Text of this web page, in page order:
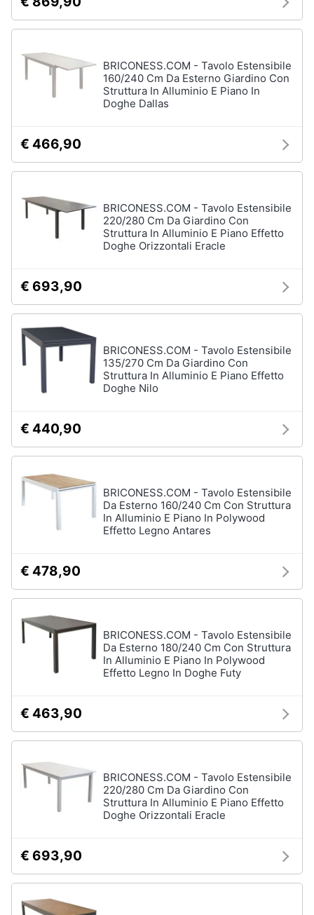
Sveglia
parete
Carta
Vedi
tutti
Tende
Materasso
Copridivano
Vedi
Illuminazione
Philips
illuminazione
selction
Lampadari
sale
tutti
Arredamento
Piscine
Piscine
terra
Casette
Vedi
tutti
BRICONESS.COM - Tavolo Estensibile
160/240 Cm Da Esterno Giardino Con
Struttura In Alluminio E Piano In
Doghe Dallas
€ 466,90
BRICONESS.COM - Tavolo Estensibile
220/280 Cm Da Giardino Con
Struttura In Alluminio E Piano Effetto
Doghe Orizzontali Eracle
€ 693,90
BRICONESS.COM - Tavolo Estensibile
135/270 Cm Da Giardino Con
Struttura In Alluminio E Piano Effetto
Doghe Nilo
€ 440,90
BRICONESS.COM - Tavolo Estensibile
Da Esterno 160/240 Cm Con Struttura
In Alluminio E Piano In Polywood
Effetto Legno Antares
€ 478,90
BRICONESS.COM - Tavolo Estensibile
Da Esterno 180/240 Cm Con Struttura
In Alluminio E Piano In Polywood
Effetto Legno In Doghe Futy
€ 463,90
BRICONESS.COM - Tavolo Estensibile
220/280 Cm Da Giardino Con
Struttura In Alluminio E Piano Effetto
Doghe Orizzontali Eracle
€ 693,90